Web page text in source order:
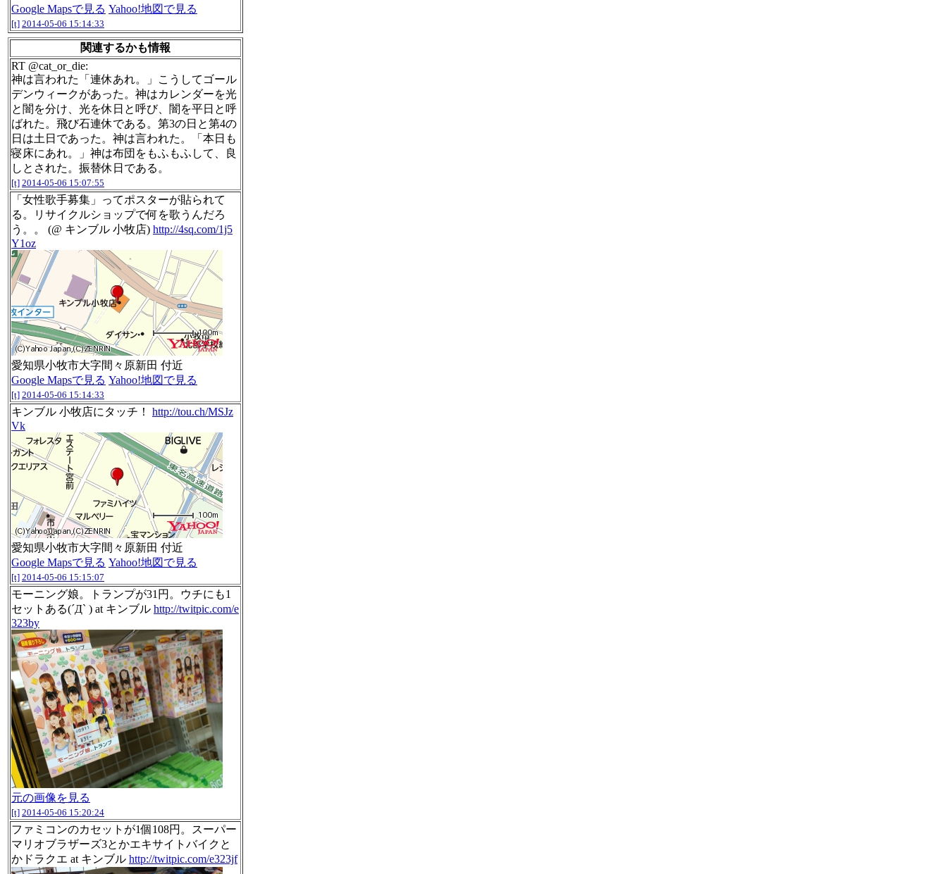
Google Mapsで見る Yahoo!地図で見る
[t] 2014-05-06 15:14:33
関連するかも情報
RT @cat_or_die:
神は言われた「連休あれ。」こうしてゴール
デンウィークがあった。神はカレンダーを光
と闇を分け、光を休日と呼び、闇を平日と呼
ばれた。飛び石連休である。第3の日と第4の
日は土日であった。神は言われた。「本日も
寝床にあれ。」神は布団をもふもふして、良
しとされた。振替休日である。
[t] 2014-05-06 15:07:55
「女性歌手募集」ってポスターが貼られて
る。リサイクルショップで何を歌うんだろ
う。。 (@ キンブル 小牧店) http://4sq.com/1j5
Y1oz
愛知県小牧市大字間々原新田 付近
Google Mapsで見る Yahoo!地図で見る
[t] 2014-05-06 15:14:33
キンブル 小牧店にタッチ！ http://tou.ch/MSJz
Vk
愛知県小牧市大字間々原新田 付近
Google Mapsで見る Yahoo!地図で見る
[t] 2014-05-06 15:15:07
モーニング娘。トランプが31円。ウチにも1
セットある(´Д` ) at キンブル http://twitpic.com/e
323by
元の画像を見る
[t] 2014-05-06 15:20:24
ファミコンのカセットが1個108円。スーパー
マリオブラザーズ3とかエキサイトバイクと
かドラクエ at キンブル http://twitpic.com/e323jf